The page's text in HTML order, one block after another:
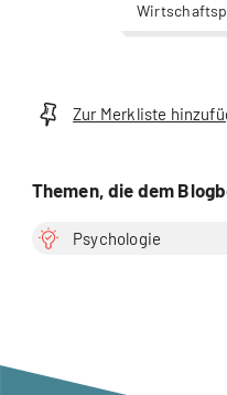
Zur Merkliste
Themen, die dem
Psychologie